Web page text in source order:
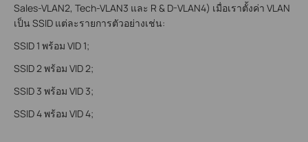
Sales-VLAN2, Tech-VLAN3 และ R & D-VLAN4) เมื่อเราตั้งค่า VLAN
เป็น SSID แต่ละรายการตัวอย่างเช่น:
SSID 1 พร้อม VID 1;
SSID 2 พร้อม VID 2;
SSID 3 พร้อม VID 3;
SSID 4 พร้อม VID 4;